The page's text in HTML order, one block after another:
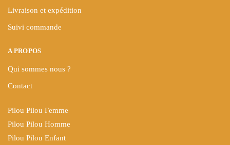
Livraison et expédition
Suivi commande
A PROPOS
Qui sommes nous ?
Contact
Pilou Pilou Femme
Pilou Pilou Homme
Pilou Pilou Enfant